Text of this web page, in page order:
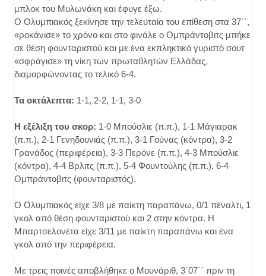
μπλοκ του Μυλωνάκη και έφυγε έξω.
Ο Ολυμπιακός ξεκίνησε την τελευταία του επίθεση στα 37΄΄,
«ροκάνισε» το χρόνο και στο φινάλε ο Ομπράντοβιτς μπήκε
σε θέση φουνταριστού και με ένα εκπληκτικό γυριστό σουτ
«σφράγισε» τη νίκη των πρωταθλητών Ελλάδας,
διαμορφώνοντας το τελικό 6-4.
Τα οκτάλεπτα: 1-1, 2-2, 1-1, 3-0
Η εξέλιξη του σκορ: 1-0 Μπούσλιε (π.π.), 1-1 Μάγιαρακ
(π.π.), 2-1 Γενηδουνιάς (π.π.), 3-1 Γούνας (κόντρα), 3-2
Γρανάδος (περιφέρεια), 3-3 Περόνε (π.π.), 4-3 Μπούσλιε
(κόντρα), 4-4 Βρλιτς (π.π.), 5-4 Φουντούλης (π.π.), 6-4
Ομπράντοβιτς (φουνταριστός).
Ο Ολυμπιακός είχε 3/8 με παίκτη παραπάνω, 0/1 πέναλτι, 1
γκολ από θέση φουνταριστού και 2 στην κόντρα. Η
Μπαρτσελονέτα είχε 3/11 με παίκτη παραπάνω και ένα
γκολ από την περιφέρεια.
Με τρεις ποινές αποβλήθηκε ο Μουνάριθ, 3΄07΄΄ πριν τη